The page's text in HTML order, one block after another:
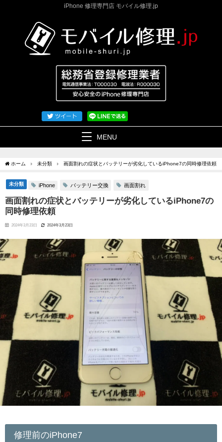
iPhone 修理専門店 モバイル修理.jp
MENU
ホーム 未分類 画面割れの症状とバッテリーが劣化しているiPhone7の同時修理依頼
未分類 iPhone バッテリー交換 画面割れ
画面割れの症状とバッテリーが劣化しているiPhone7の
同時修理依頼
2024年3月23日 2024年3月23日
修理前のiPhone7